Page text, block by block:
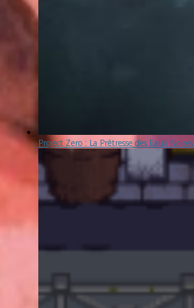
Project Zero : La Prêtresse des Eaux Noires